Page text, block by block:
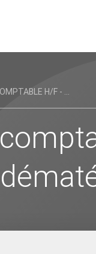
H/F - ...